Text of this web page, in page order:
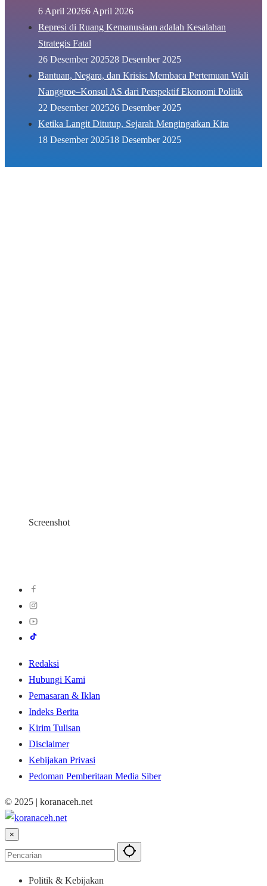
6 April 20266 April 2026
Represi di Ruang Kemanusiaan adalah Kesalahan
Strategis Fatal
26 Desember 202528 Desember 2025
Bantuan, Negara, dan Krisis: Membaca Pertemuan Wali
Nanggroe–Konsul AS dari Perspektif Ekonomi Politik
22 Desember 202526 Desember 2025
Ketika Langit Ditutup, Sejarah Mengingatkan Kita
18 Desember 202518 Desember 2025
Screenshot
Redaksi
Hubungi Kami
Pemasaran & Iklan
Indeks Berita
Kirim Tulisan
Disclaimer
Kebijakan Privasi
Pedoman Pemberitaan Media Siber
© 2025 | koranaceh.net
×
Politik & Kebijakan